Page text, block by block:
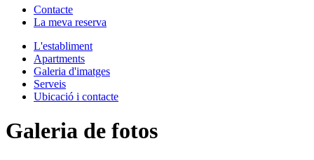
Contacte
La meva reserva
L'establiment
Apartments
Galeria d'imatges
Serveis
Ubicació i contacte
Galeria de fotos